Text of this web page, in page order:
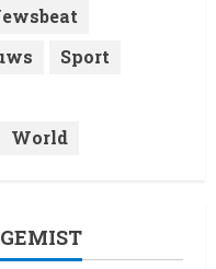
Sport
World